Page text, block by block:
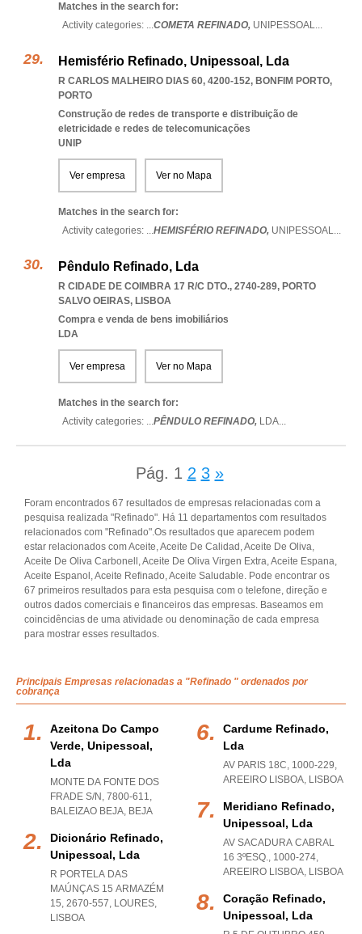
Matches in the search for:
Activity categories: ...COMETA REFINADO, UNIPESSOAL...
Hemisfério Refinado, Unipessoal, Lda
R CARLOS MALHEIRO DIAS 60, 4200-152, BONFIM PORTO,
PORTO
Construção de redes de transporte e distribuição de
eletricidade e redes de telecomunicações
UNIP
Ver empresa Ver no Mapa
Matches in the search for:
Activity categories: ...HEMISFÉRIO REFINADO, UNIPESSOAL...
Pêndulo Refinado, Lda
R CIDADE DE COIMBRA 17 R/C DTO., 2740-289, PORTO
SALVO OEIRAS, LISBOA
Compra e venda de bens imobiliários
LDA
Ver empresa Ver no Mapa
Matches in the search for:
Activity categories: ...PÊNDULO REFINADO, LDA...
Pág. 1 2 3 »
Foram encontrados 67 resultados de empresas relacionadas com a
pesquisa realizada "Refinado". Há 11 departamentos com resultados
relacionados com "Refinado".Os resultados que aparecem podem
estar relacionados com Aceite, Aceite De Calidad, Aceite De Oliva,
Aceite De Oliva Carbonell, Aceite De Oliva Virgen Extra, Aceite Espana,
Aceite Espanol, Aceite Refinado, Aceite Saludable. Pode encontrar os
67 primeiros resultados para esta pesquisa com o telefone, direção e
outros dados comerciais e financeiros das empresas. Baseamos em
coincidências de uma atividade ou denominação de cada empresa
para mostrar esses resultados.
Principais Empresas relacionadas a "Refinado " ordenados por
cobrança
Azeitona Do Campo
Verde, Unipessoal,
Lda
MONTE DA FONTE DOS
FRADE S/N, 7800-611,
BALEIZAO BEJA, BEJA
Dicionário Refinado,
Unipessoal, Lda
R PORTELA DAS
MAÚNÇAS 15 ARMAZÉM
15, 2670-557, LOURES,
LISBOA
Cardume Refinado,
Lda
AV PARIS 18C, 1000-229,
AREEIRO LISBOA, LISBOA
Meridiano Refinado,
Unipessoal, Lda
AV SACADURA CABRAL
16 3ºESQ., 1000-274,
AREEIRO LISBOA, LISBOA
Coração Refinado,
Unipessoal, Lda